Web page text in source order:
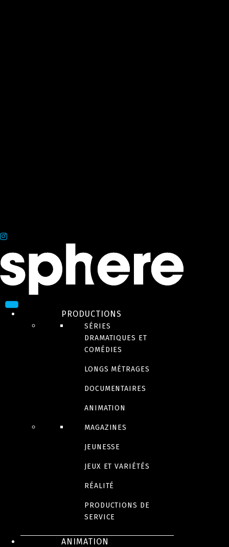
PRODUCTIONS
SÉRIES
DRAMATIQUES ET
COMÉDIES
LONGS MÉTRAGES
DOCUMENTAIRES
ANIMATION
MAGAZINES
JEUNESSE
JEUX ET VARIÉTÉS
RÉALITÉ
PRODUCTIONS DE
SERVICE
ANIMATION